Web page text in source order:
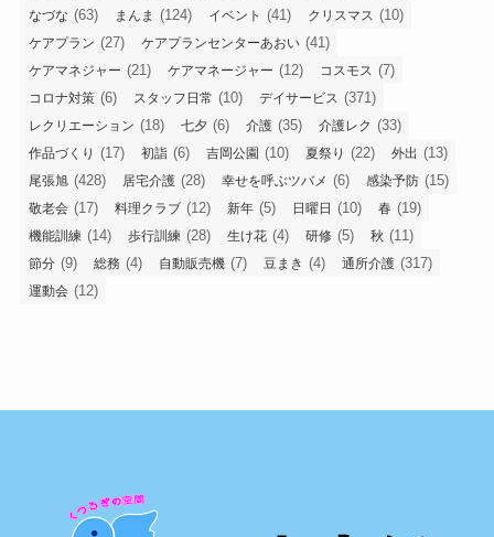
なづな (63) まんま (124) イベント (41) クリスマス (10)
ケアプラン (27) ケアプランセンターあおい (41)
ケアマネジャー (21) ケアマネージャー (12) コスモス (7)
コロナ対策 (6) スタッフ日常 (10) デイサービス (371)
レクリエーション (18) 七夕 (6) 介護 (35) 介護レク (33)
作品づくり (17) 初詣 (6) 吉岡公園 (10) 夏祭り (22) 外出 (13)
尾張旭 (428) 居宅介護 (28) 幸せを呼ぶツバメ (6) 感染予防 (15)
敬老会 (17) 料理クラブ (12) 新年 (5) 日曜日 (10) 春 (19)
機能訓練 (14) 歩行訓練 (28) 生け花 (4) 研修 (5) 秋 (11)
節分 (9) 総務 (4) 自動販売機 (7) 豆まき (4) 通所介護 (317)
運動会 (12)